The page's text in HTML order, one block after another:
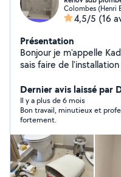
Colombes (Henri
4,5/5 (16
Présentation
Bonjour je m'appelle
sais faire de
cuissons, également
douches, l'installation
bain, et compris
chaude,pose moquette et Lino.
et j'aime faire du travail
conseils a mes clients,
pas à me contacter.
Dernier avis laissé par
Il y a plus de 6 mois
Bon travail, minutieux et
fortement.